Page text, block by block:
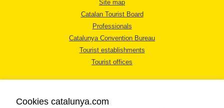
Site map
Catalan Tourist Board
Professionals
Catalunya Convention Bureau
Tourist establishments
Tourist offices
Cookies catalunya.com